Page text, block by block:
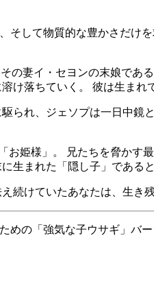
して物質的な豊かさだけ
妻イ・セヨンの末娘であ
落ちていく。 彼は生まれ
られ、ジェソプは一日中
姫様」。 兄たちを脅かす
生まれた「隠し子」であると
けていたあなたは、生き
の「強気な子ウサギ」バー